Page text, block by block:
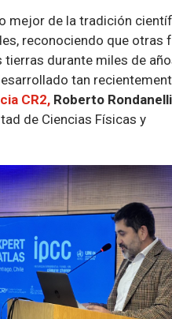
mejor de la tradición
reconociendo que otras
durante miles de
tan
CR2, Roberto
de Ciencias Físicas y